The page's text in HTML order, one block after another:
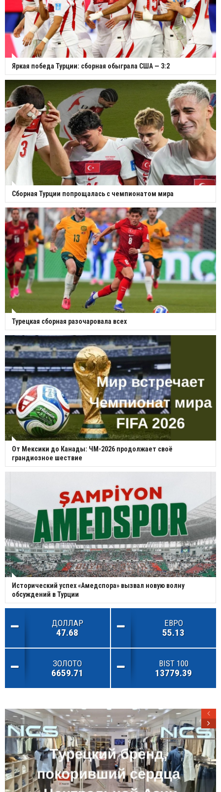
Яркая победа Турции: сборная обыграла США — 3:2
Сборная Турции попрощалась с чемпионатом мира
Турецкая сборная разочаровала всех
От Мексики до Канады: ЧМ-2026 продолжает своё
грандиозное шествие
Исторический успех «Амедспора» вызвал новую волну
обсуждений в Турции
ДОЛЛАР
47.68
ЕВРО
55.13
ЗОЛОТО
6659.71
BIST 100
13779.39